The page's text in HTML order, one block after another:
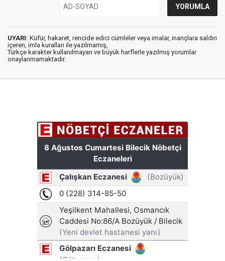
UYARI: Küfür, hakaret, rencide edici cümleler veya imalar, inançlara saldırı
içeren, imla kuralları ile yazılmamış,
Türkçe karakter kullanılmayan ve büyük harflerle yazılmış yorumlar
onaylanmamaktadır.